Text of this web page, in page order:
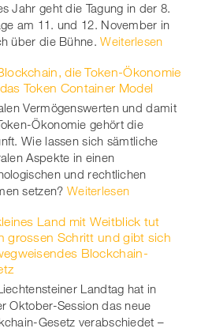
Jahr geht die Tagung in der 8.
am 11. und 12. November in
über die Bühne. Weiterlesen
die Token-Ökonomie
Token Container Model
Vermögenswerten und damit
Ökonomie gehört die
Wie lassen sich sämtliche
Aspekte in einen
und rechtlichen
setzen? Weiterlesen
Land mit Weitblick tut
grossen Schritt und gibt sich
Blockchain-
Landtag hat in
Oktober-Session das neue
Gesetz verabschiedet –